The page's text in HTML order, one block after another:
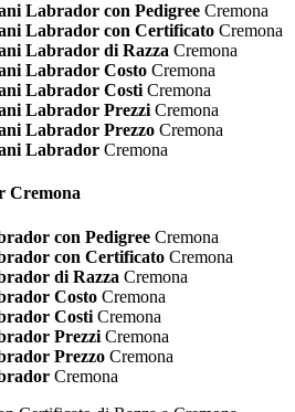
Labrador con Pedigree Cremona
Labrador con Certificato Cremona
Labrador di Razza Cremona
Labrador Costo Cremona
Labrador Costi Cremona
Labrador Prezzi Cremona
Labrador Prezzo Cremona
Labrador Cremona
Cremona
con Pedigree Cremona
con Certificato Cremona
di Razza Cremona
Costo Cremona
Costi Cremona
Prezzi Cremona
Prezzo Cremona
Cremona